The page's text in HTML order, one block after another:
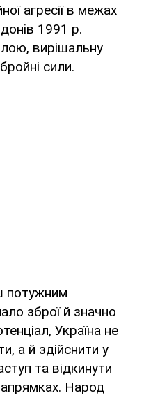
агресії в межах
1991 р.
вирішальну
сили.
потужним
зброї й значно
Україна не
а й здійснити у
та відкинути
Народ